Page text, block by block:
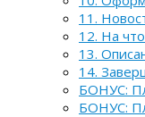
11.
12. На
13.
14.
БОНУС:
БОНУС: